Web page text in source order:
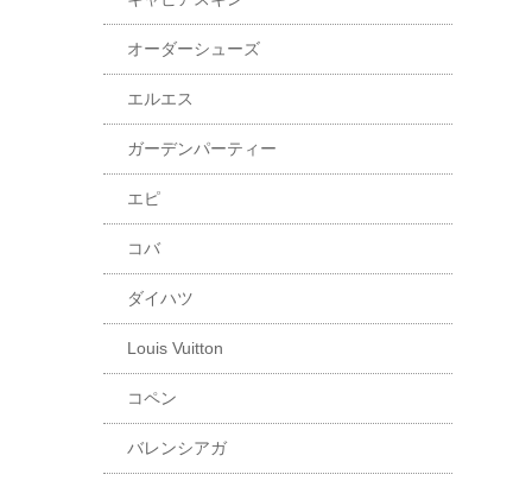
オーダーシューズ
エルエス
ガーデンパーティー
エピ
コバ
ダイハツ
Louis Vuitton
コペン
バレンシアガ